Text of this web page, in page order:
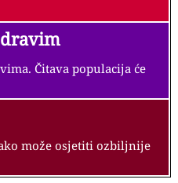
Čitava populacija će
može osjetiti ozbiljnije